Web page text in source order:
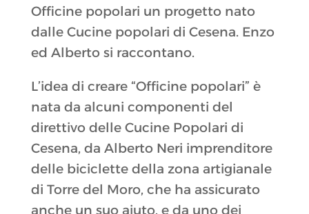
Officine popolari un progetto nato
dalle Cucine popolari di Cesena. Enzo
ed Alberto si raccontano.
L’idea di creare “Officine popolari” è
nata da alcuni componenti del
direttivo delle Cucine Popolari di
Cesena, da Alberto Neri imprenditore
delle biciclette della zona artigianale
di Torre del Moro, che ha assicurato
anche un suo aiuto, e da uno dei